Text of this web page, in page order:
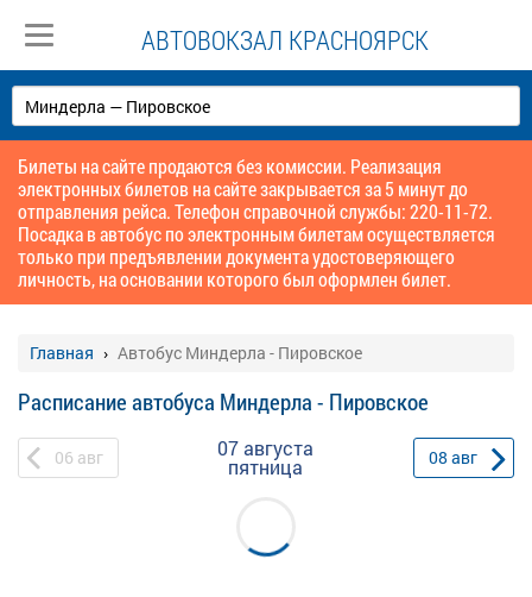
АВТОВОКЗАЛ КРАСНОЯРСК
Билеты на сайте продаются без комиссии. Реализация
электронных билетов на сайте закрывается за 5 минут до
отправления рейса. Телефон справочной службы: 220-11-72.
Посадка в автобус по электронным билетам осуществляется
только при предъявлении документа удостоверяющего
личность, на основании которого был оформлен билет.
Главная Автобус Миндерла - Пировское
Расписание автобуса Миндерла - Пировское
06 авг 07 августа
пятница 08 авг